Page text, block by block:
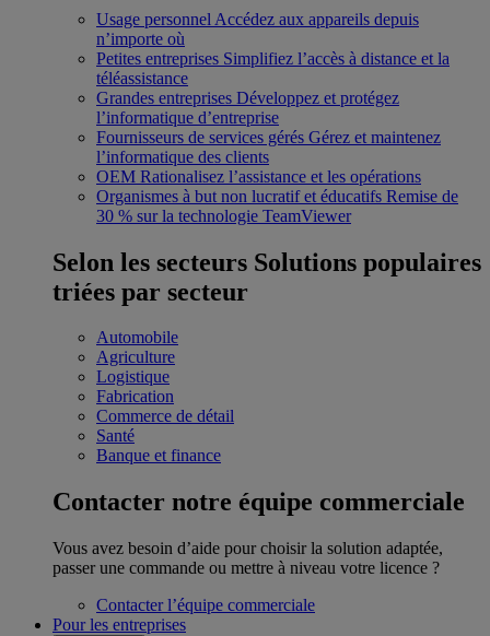
Usage personnel Accédez aux appareils depuis
n’importe où
Petites entreprises Simplifiez l’accès à distance et la
téléassistance
Grandes entreprises Développez et protégez
l’informatique d’entreprise
Fournisseurs de services gérés Gérez et maintenez
l’informatique des clients
OEM Rationalisez l’assistance et les opérations
Organismes à but non lucratif et éducatifs Remise de
30 % sur la technologie TeamViewer
Selon les secteurs Solutions populaires
triées par secteur
Automobile
Agriculture
Logistique
Fabrication
Commerce de détail
Santé
Banque et finance
Contacter notre équipe commerciale
Vous avez besoin d’aide pour choisir la solution adaptée,
passer une commande ou mettre à niveau votre licence ?
Contacter l’équipe commerciale
Pour les entreprises